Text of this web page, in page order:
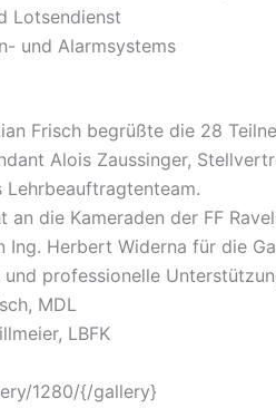
Lotsendienst
und Alarmsystems
Frisch begrüßte die 28
Alois Zaussinger,
Lehrbeauftragtenteam.
an die Kameraden der FF
Ing. Herbert Widerna für die
professionelle
MDL
LBFK
1280/{/gallery}